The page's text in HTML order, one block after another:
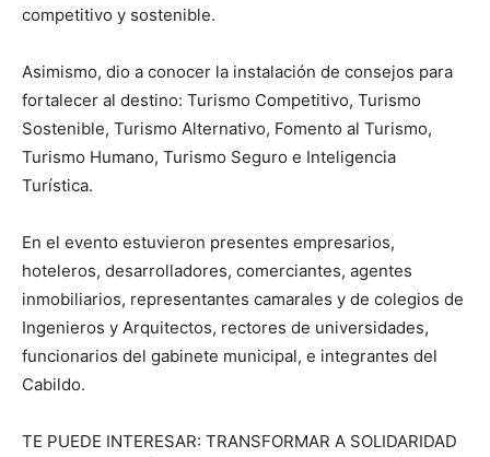
competitivo y sostenible.
Asimismo, dio a conocer la instalación de consejos para
fortalecer al destino: Turismo Competitivo, Turismo
Sostenible, Turismo Alternativo, Fomento al Turismo,
Turismo Humano, Turismo Seguro e Inteligencia
Turística.
En el evento estuvieron presentes empresarios,
hoteleros, desarrolladores, comerciantes, agentes
inmobiliarios, representantes camarales y de colegios de
Ingenieros y Arquitectos, rectores de universidades,
funcionarios del gabinete municipal, e integrantes del
Cabildo.
TE PUEDE INTERESAR: TRANSFORMAR A SOLIDARIDAD